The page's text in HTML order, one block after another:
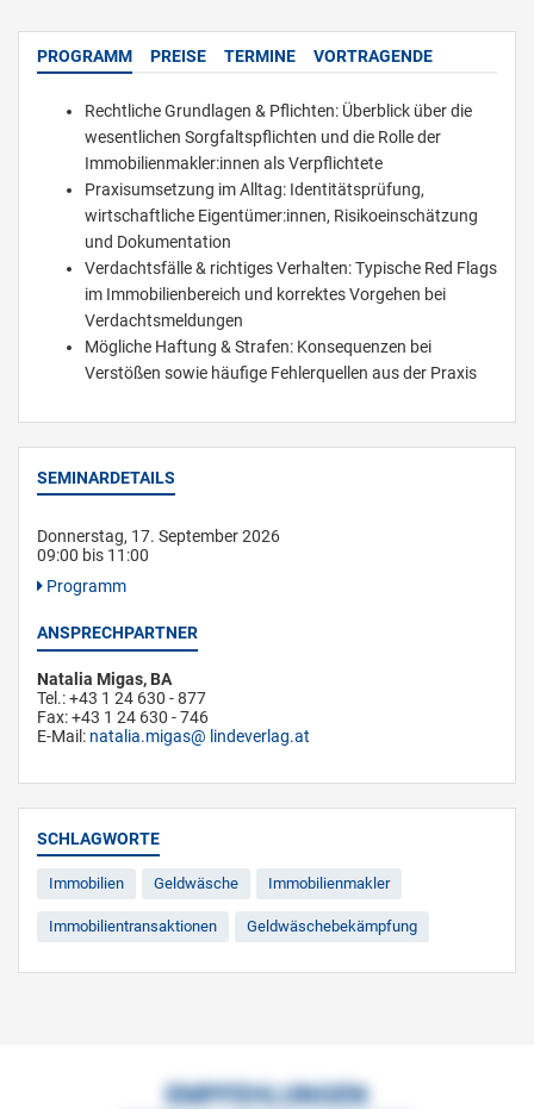
PROGRAMM PREISE TERMINE VORTRAGENDE
Rechtliche Grundlagen & Pflichten: Überblick über die
wesentlichen Sorgfaltspflichten und die Rolle der
Immobilienmakler:innen als Verpflichtete
Praxisumsetzung im Alltag: Identitätsprüfung,
wirtschaftliche Eigentümer:innen, Risikoeinschätzung
und Dokumentation
Verdachtsfälle & richtiges Verhalten: Typische Red Flags
im Immobilienbereich und korrektes Vorgehen bei
Verdachtsmeldungen
Mögliche Haftung & Strafen: Konsequenzen bei
Verstößen sowie häufige Fehlerquellen aus der Praxis
SEMINARDETAILS
Donnerstag, 17. September 2026
09:00 bis 11:00
Programm
ANSPRECHPARTNER
Natalia Migas, BA
Tel.: +43 1 24 630 - 877
Fax: +43 1 24 630 - 746
E-Mail: natalia.migas lindeverlag.at
SCHLAGWORTE
Immobilien Geldwäsche Immobilienmakler
Immobilientransaktionen Geldwäschebekämpfung
EMPFEHLUNGEN